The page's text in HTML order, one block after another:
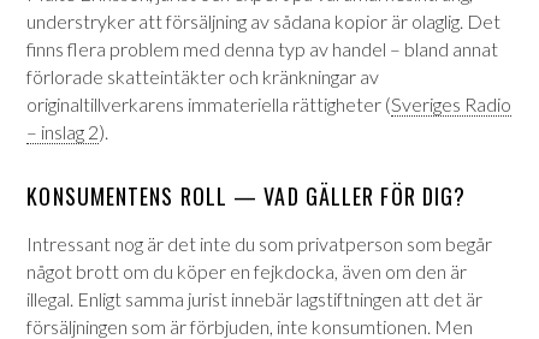
understryker att försäljning av sådana kopior är olaglig. Det
finns flera problem med denna typ av handel – bland annat
förlorade skatteintäkter och kränkningar av
originaltillverkarens immateriella rättigheter (Sveriges Radio
– inslag 2).
KONSUMENTENS ROLL — VAD GÄLLER FÖR DIG?
Intressant nog är det inte du som privatperson som begår
något brott om du köper en fejkdocka, även om den är
illegal. Enligt samma jurist innebär lagstiftningen att det är
försäljningen som är förbjuden, inte konsumtionen. Men